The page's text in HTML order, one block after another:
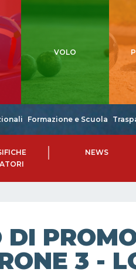
VOLO
Formazione e Scuola
NEWS
3 -